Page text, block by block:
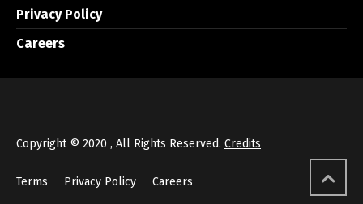
Privacy Policy
Careers
Copyright © 2020 , All Rights Reserved. Credits
Terms Privacy Policy Careers